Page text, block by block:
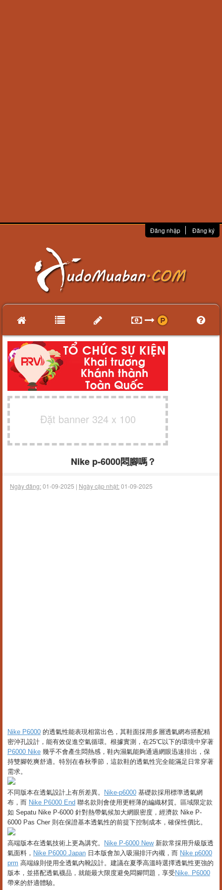
Đăng nhập Đăng ký
Đặt banner 324 x 100
Nike p-6000悶腳嗎？
Ngày đăng:01-09-2025 | Ngày cập nhật:01-09-2025
Nike P6000​​ 的透氣性能表現相當出色，其鞋面採用多層透氣網布搭配精
密沖孔設計，能有效促進空氣循環。根據實測，在25℃以下的環境中穿著​​
P6000 Nike ​​ 幾乎不會產生悶熱感，鞋內濕氣能夠通過網眼迅速排出，保
持雙腳乾爽舒適。特別在春秋季節，這款鞋的透氣性完全能滿足日常穿著
需求。
不同版本在透氣設計上有所差異。​​ Nike-p6000​​ 基礎款採用標準透氣網
布，而 ​​ Nike P6000 End​​ 聯名款則會使用更輕薄的編織材質。區域限定款
如 ​​Sepatu Nike P-6000​​ 針對熱帶氣候加大網眼密度，經濟款 ​​Nike P-
6000 Pas Cher​​ 則在保證基本透氣性的前提下控制成本，確保性價比。
高端版本在透氣技術上更為講究。​​ Nike P-6000 New​​ 新款常採用升級版透
氣面料，​​ Nike P6000 Japan​​ 日本版會加入吸濕排汗內襯，而 ​​ Nike p6000
prm ​​ 高端線則使用全透氣內靴設計。建議在夏季高溫時選擇透氣性更強的
版本，並搭配透氣襪品，就能最大限度避免悶腳問題，享受 ​​Nike. P6000
帶來的舒適體驗。